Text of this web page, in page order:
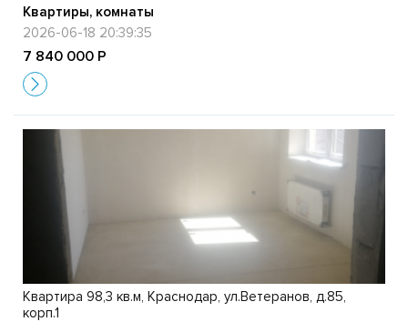
Квартиры, комнаты
2026-06-18 20:39:35
7 840 000 Р
Квартира 98,3 кв.м, Краснодар, ул.Ветеранов, д.85,
корп.1